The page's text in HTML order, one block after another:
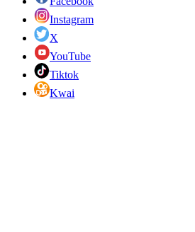
Instagram
X
YouTube
Tiktok
Kwai